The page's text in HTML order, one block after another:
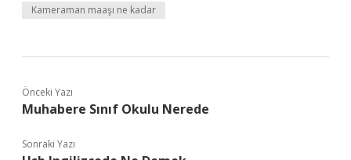
Kameraman maaşı ne kadar
Önceki Yazı
Muhabere Sınıf Okulu Nerede
Sonraki Yazı